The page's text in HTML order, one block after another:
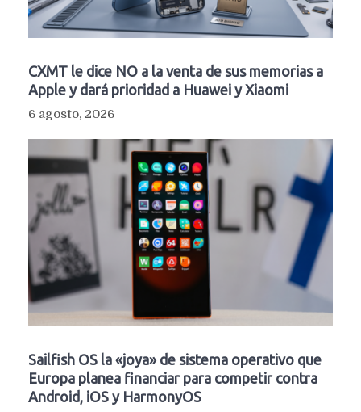
CXMT le dice NO a la venta de sus memorias a
Apple y dará prioridad a Huawei y Xiaomi
6 agosto, 2026
Sailfish OS la «joya» de sistema operativo que
Europa planea financiar para competir contra
Android, iOS y HarmonyOS